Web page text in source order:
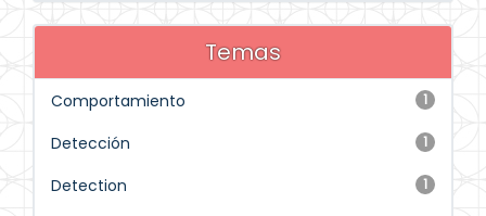
Temas
1
Comportamiento
1
Detección
1
Detection